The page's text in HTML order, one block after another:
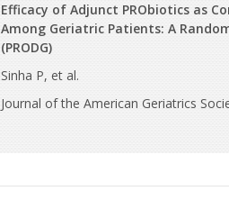
Efficacy of Adjunct PRObiotics as
Among Geriatric Patients: A
(PRODG)
Sinha P, et al.
Journal of the American Geriatrics